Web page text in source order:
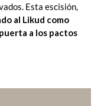
Esta escisión,
al Likud como
a los pactos